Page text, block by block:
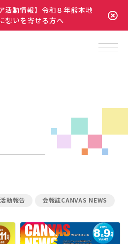
活動情報】令和８年熊本地
想いを寄せる方へ
活動報告 会報誌CANVAS NEWS